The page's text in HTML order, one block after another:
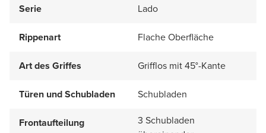
Serie
Lado
Rippenart Flache Oberfläche
Art des Griffes Grifflos mit 45°-Kante
Türen und Schubladen Schubladen
Frontaufteilung
3 Schubladen